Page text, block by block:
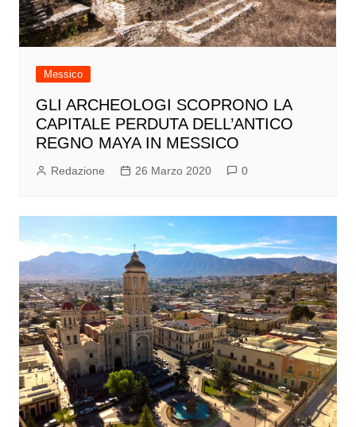
Messico
GLI ARCHEOLOGI SCOPRONO LA
CAPITALE PERDUTA DELL’ANTICO
REGNO MAYA IN MESSICO
Redazione 26 Marzo 2020 0